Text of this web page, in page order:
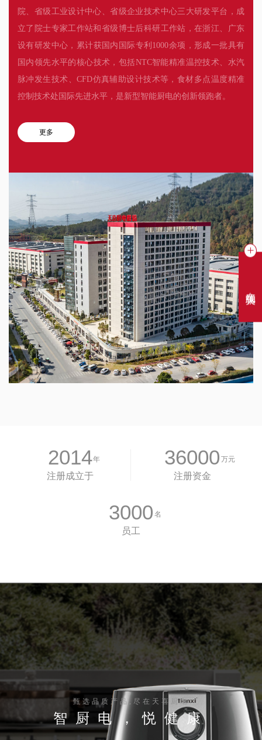
院、省级工业设计中心、省级企业技术中心三大研发平台，成
立了院士专家工作站和省级博士后科研工作站，在浙江、广东
设有研发中心，累计获国内国际专利1000余项，形成一批具有
国内领先水平的核心技术，包括NTC智能精准温控技术、水汽
脉冲发生技术、CFD仿真辅助设计技术等，食材多点温度精准
控制技术处国际先进水平，是新型智能厨电的创新领跑者。
更多
2014年
注册成立于
36000 万元
注册资金
3000 名
员工
甄选品质产品,尽在天喜厨电
智厨电，悦健康